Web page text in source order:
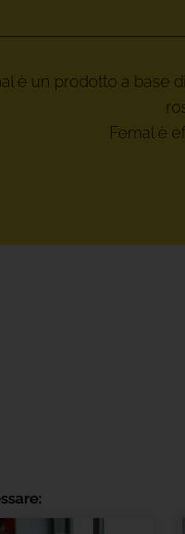
è un prodotto a base
Femal è